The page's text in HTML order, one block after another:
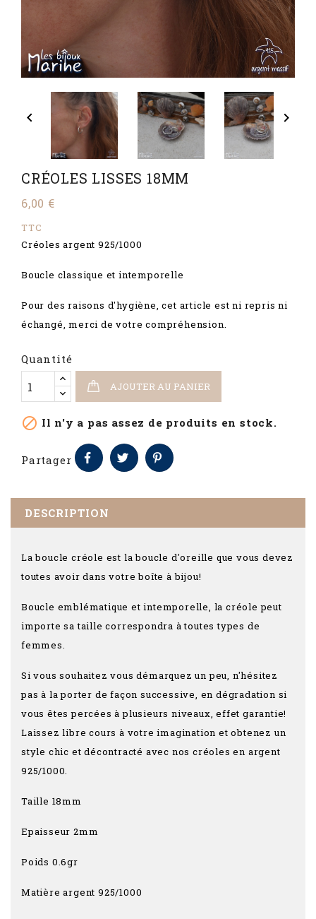
 
CRÉOLES LISSES 18MM
6,00 €
TTC
Créoles argent 925/1000
Boucle classique et intemporelle
Pour des raisons d'hygiène, cet article est ni repris ni
échangé, merci de votre compréhension.
Quantité
AJOUTER AU PANIER
 Il n'y a pas assez de produits en stock.
Partager
DESCRIPTION
La boucle créole est la boucle d'oreille que vous devez
toutes avoir dans votre boîte à bijou!
Boucle emblématique et intemporelle, la créole peut
importe sa taille correspondra à toutes types de
femmes.
Si vous souhaitez vous démarquez un peu, n'hésitez
pas à la porter de façon successive, en dégradation si
vous êtes percées à plusieurs niveaux, effet garantie!
Laissez libre cours à votre imagination et obtenez un
style chic et décontracté avec nos créoles en argent
925/1000.
Taille 18mm
Epaisseur 2mm
Poids 0.6gr
Matière argent 925/1000